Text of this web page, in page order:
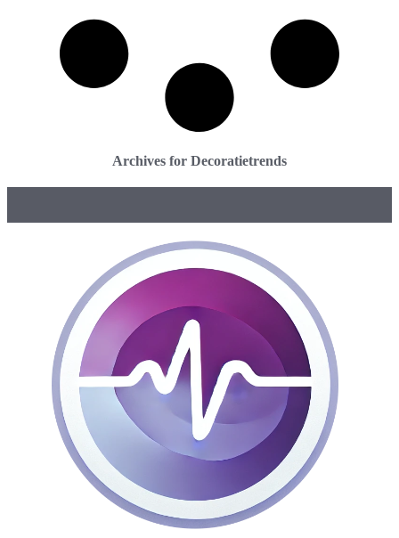
Archives for Decoratietrends